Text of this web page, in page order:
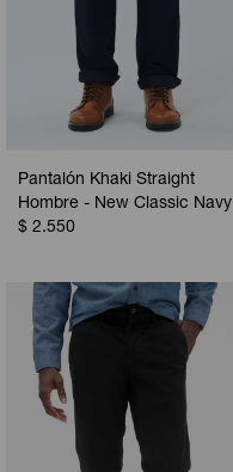
Pantalón Khaki Straight
Hombre - New Classic Navy
$ 2.550